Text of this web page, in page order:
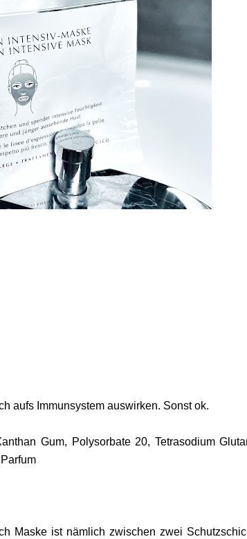
aufs Immunsystem auswirken. Sonst ok.
Gum, Polysorbate 20, Tetrasodium
Maske ist nämlich zwischen zwei